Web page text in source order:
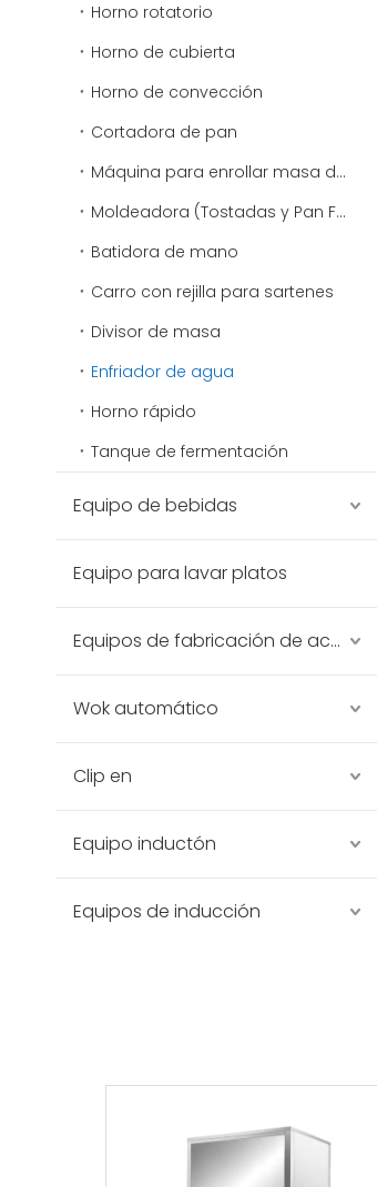
Horno rotatorio
Horno de cubierta
Horno de convección
Cortadora de pan
Máquina para enrollar masa de pizza
Moldeadora (Tostadas y Pan Francés)
Batidora de mano
Carro con rejilla para sartenes
Divisor de masa
Enfriador de agua
Horno rápido
Tanque de fermentación
Equipo de bebidas
Equipo para lavar platos
Equipos de fabricación de acero inoxidable
Wok automático
Clip en
Equipo inductón
Equipos de inducción